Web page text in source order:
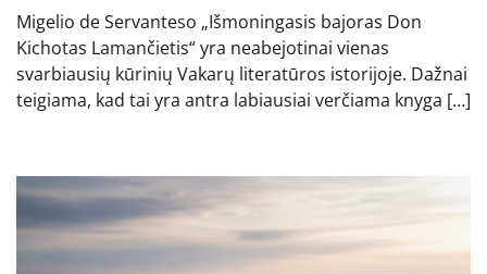
Migelio de Servanteso „Išmoningasis bajoras Don
Kichotas Lamančietis“ yra neabejotinai vienas
svarbiausių kūrinių Vakarų literatūros istorijoje. Dažnai
teigiama, kad tai yra antra labiausiai verčiama knyga […]